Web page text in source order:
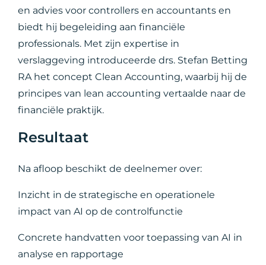
en advies voor controllers en accountants en
biedt hij begeleiding aan financiële
professionals. Met zijn expertise in
verslaggeving introduceerde drs. Stefan Betting
RA het concept Clean Accounting, waarbij hij de
principes van lean accounting vertaalde naar de
financiële praktijk.
Resultaat
Na afloop beschikt de deelnemer over:
Inzicht in de strategische en operationele
impact van AI op de controlfunctie
Concrete handvatten voor toepassing van AI in
analyse en rapportage